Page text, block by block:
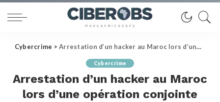
Cybercrime >Arrestation d’un hacker au Maroc lors d’une opération conjointe entre la DGSN et l’Interpol
Cybercrime
Arrestation d’un hacker au Maroc
lors d’une opération conjointe